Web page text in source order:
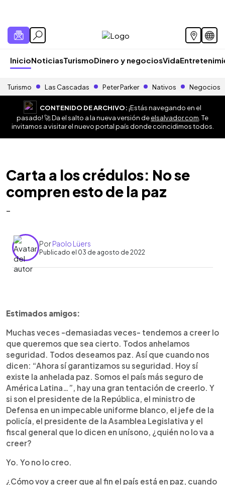
InicioNoticiasTurismoDinero y negociosVida
Turismo Las Cascadas Peter Parker Nativos Negocios
CONTENIDO DE ARCHIVO:¡Estás navegando en el
pasado! 🚀 Da el salto a la nueva versión deelsalvador.com . Te
invitamos a visitar el nuevo portal país donde coincidimos todos.
Carta a los crédulos: No se
compren esto de la paz
-
PorPaolo Lüers
Publicado el 03 de agosto de 2022
► Escuchar artículo
Estimados amigos:
Muchas veces -demasiadas veces- tendemos a creer lo
que queremos que sea cierto. Todos anhelamos
seguridad. Todos deseamos paz. Así que cuando nos
dicen: “Ahora sí garantizamos su seguridad. Hoy sí
existe la anhelada paz. Somos el país más seguro de
América Latina…”, hay una gran tentación de creerlo. Y
si son el presidente de la República, el ministro de
Defensa en un impecable uniforme blanco, el jefe de la
policía, el presidente de la Asamblea Legislativa y el
fiscal general que lo dicen en unísono, ¿quién no lo va a
creer?
Yo. Yo no lo creo.
¿Cómo voy a creer que al fin el país está en paz, cuando